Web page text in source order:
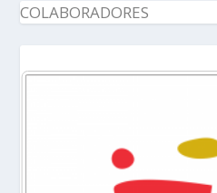
COLABORADORES